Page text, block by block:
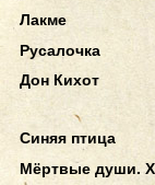
Лакме
Русалочка
Дон Кихот
Синяя птица
Мёртвые души.